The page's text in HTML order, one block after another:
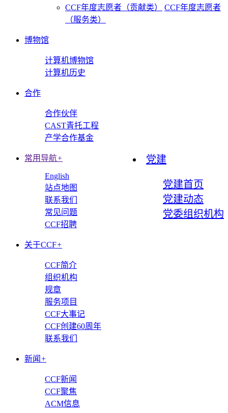
CCF年度志愿者（贡献类）
CCF年度志愿者
（服务类）
博物馆
计算机博物馆
计算机历史
合作
合作伙伴
CAST青托工程
产学合作基金
党建
党建首页
党建动态
党委组织机构
常用导航+
English
站点地图
联系我们
常见问题
CCF招聘
关于CCF+
CCF简介
组织机构
规章
服务项目
CCF大事记
CCF创建60周年
联系我们
新闻 +
CCF新闻
CCF聚焦
ACM信息